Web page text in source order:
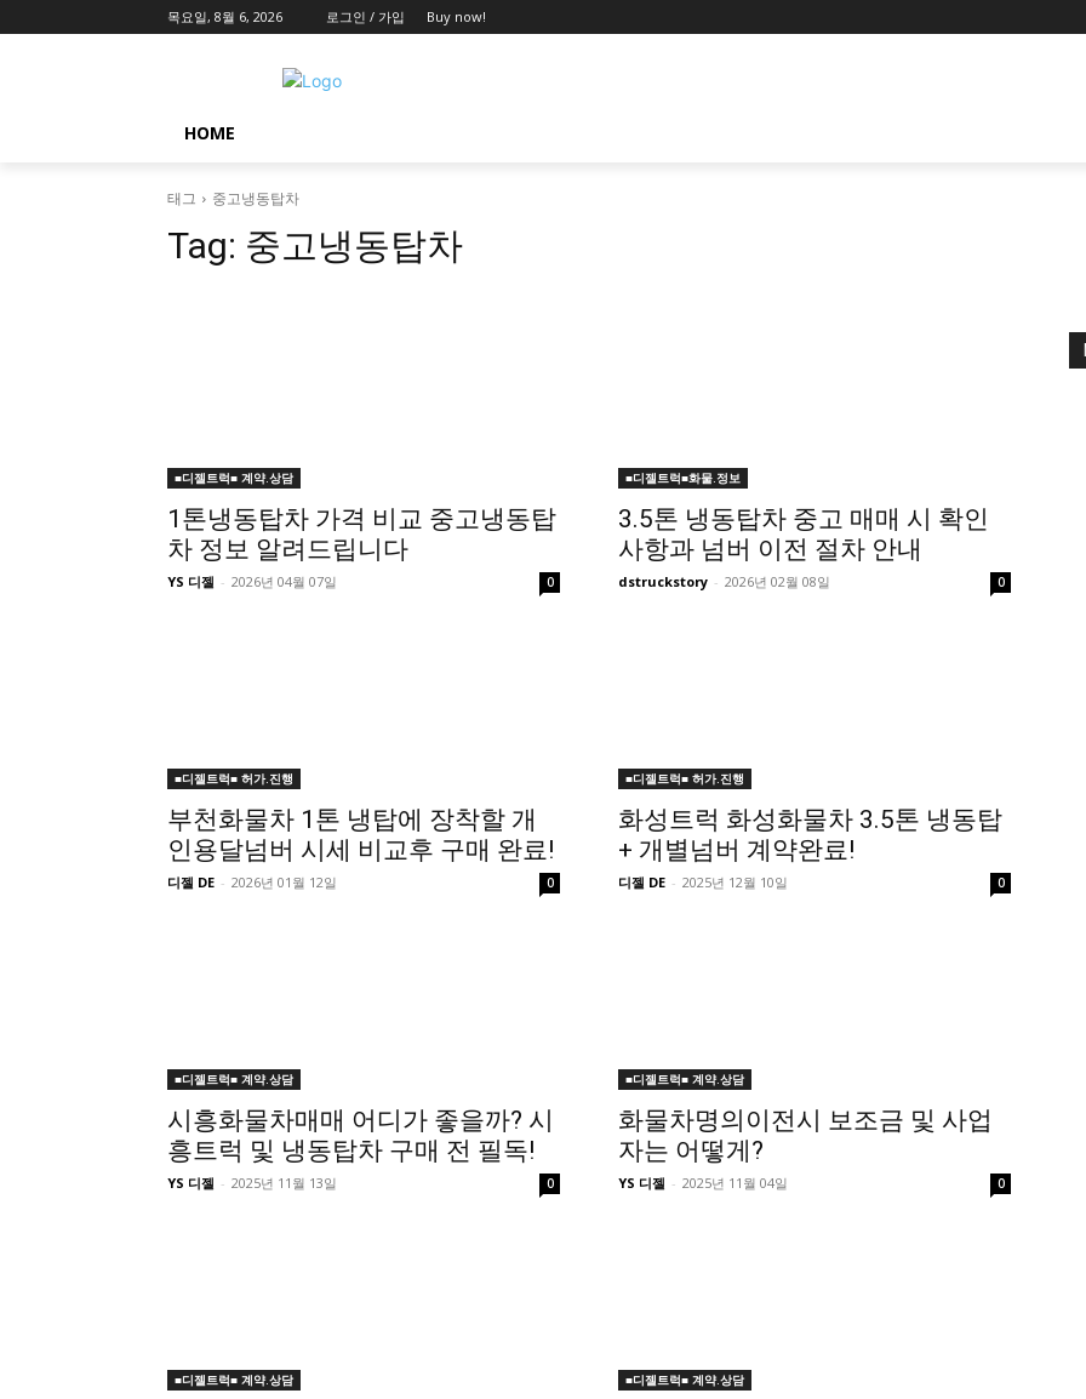
목요일, 8월 6, 2026 로그인 / 가입 Buy now!
HOME
태그 중고냉동탑차
Tag: 중고냉동탑차
■디젤트럭■ 계약.상담
1톤냉동탑차 가격 비교 중고냉동탑
차 정보 알려드립니다
YS 디젤 - 2026년 04월 07일 0
■디젤트럭■화물.정보
3.5톤 냉동탑차 중고 매매 시 확인
사항과 넘버 이전 절차 안내
dstruckstory - 2026년 02월 08일 0
■디젤트럭■ 허가.진행
부천화물차 1톤 냉탑에 장착할 개
인용달넘버 시세 비교후 구매 완료!
디젤 DE - 2026년 01월 12일 0
■디젤트럭■ 허가.진행
화성트럭 화성화물차 3.5톤 냉동탑
+ 개별넘버 계약완료!
디젤 DE - 2025년 12월 10일 0
■디젤트럭■ 계약.상담
시흥화물차매매 어디가 좋을까? 시
흥트럭 및 냉동탑차 구매 전 필독!
YS 디젤 - 2025년 11월 13일 0
■디젤트럭■ 계약.상담
화물차명의이전시 보조금 및 사업
자는 어떻게?
YS 디젤 - 2025년 11월 04일 0
■디젤트럭■ 계약.상담 ■디젤트럭■ 계약.상담